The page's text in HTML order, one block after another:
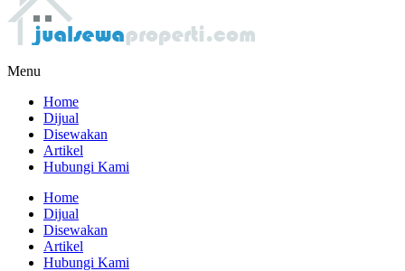
Menu
Home
Dijual
Disewakan
Artikel
Hubungi Kami
Home
Dijual
Disewakan
Artikel
Hubungi Kami